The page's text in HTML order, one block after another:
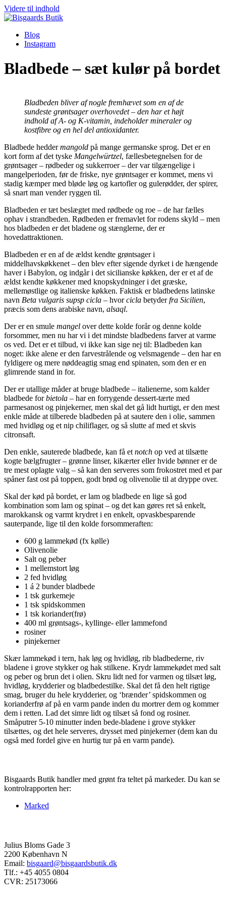
Videre til indhold
Blog
Instagram
Bladbede – sæt kulør på bordet
Bladbeden bliver af nogle fremhævet som en af de
sundeste grøntsager overhovedet – den har et højt
indhold af A- og K-vitamin, indeholder mineraler og
kostfibre og en hel del antioxidanter.
Bladbede heddermangold på mange germanske sprog. Det er en
kort form af det tyske Mangelwürtzel, fællesbetegnelsen for de
grøntsager – rødbeder og sukkerroer – der var tilgængelige i
mangelperioden, før de friske, nye grøntsager er kommet, mens vi
stadig kæmper med bløde løg og kartofler og gulerødder, der spirer,
så snart man vender ryggen til.
Bladbeden er tæt beslægtet med rødbede og roe – de har fælles
ophav i strandbeden. Rødbeden er fremavlet for rodens skyld – men
hos bladbeden er det bladene og stænglerne, der er
hovedattraktionen.
Bladbeden er en af de ældst kendte grøntsager i
middelhavskøkkenet – den blev efter sigende dyrket i de hængende
haver i Babylon, og indgår i det sicilianske køkken, der er et af de
ældst kendte køkkener med knopskydninger i det græske,
mellemøstlige og italienske køkken. Faktisk er bladbedens latinske
navn Beta vulgaris supsp cicla – hvorcicla betyderfra Sicilien,
præcis som dens arabiske navn, alsaql.
Der er en smule mangel over dette kolde forår og denne kolde
forsommer, men nu har vi i det mindste bladbedens farver at varme
os ved. Det er et tilbud, vi ikke kan sige nej til: Bladbeden kan
noget: ikke alene er den farvestrålende og velsmagende – den har en
fyldigere og mere nøddeagtig smag end spinaten, som den er en
glimrende stand in for.
Der er utallige måder at bruge bladbede – italienerne, som kalder
bladbede forbietola – har en forrygende dessert-tærte med
parmesanost og pinjekerner, men skal det gå lidt hurtigt, er den mest
enkle måde at tilberede bladbeden på at sautere den i olie, sammen
med hvidløg og et nip chiliflager, og så slutte af med et skvis
citronsaft.
Den enkle, sauterede bladbede, kan få et notch op ved at tilsætte
kogte bælgfrugter – grønne linser, kikærter eller hvide bønner er de
tre mest oplagte valg – så kan den serveres som frokostret med et par
spåner fast ost på toppen, godt brød og olivenolie til at dryppe over.
Skal der kød på bordet, er lam og bladbede en lige så god
kombination som lam og spinat – og det kan gøres ret så enkelt,
marokkansk og varmt krydret i en enkelt, opvaskbesparende
sauterpande, lige til den kolde forsommeraften:
600 g lammekød (fx kølle)
Olivenolie
Salt og peber
1 mellemstort løg
2 fed hvidløg
1 á 2 bunder bladbede
1 tsk gurkemeje
1 tsk spidskommen
1 tsk koriander(frø)
400 ml grøntsags-, kyllinge- eller lammefond
rosiner
pinjekerner
Skær lammekød i tern, hak løg og hvidløg, rib bladbederne, riv
bladene i grove stykker og hak stilkene. Krydr lammekødet med salt
og peber og brun det i olien. Skru lidt ned for varmen og tilsæt løg,
hvidløg, krydderier og bladbedestilke. Skal det få den helt rigtige
smag, bruger du hele krydderier, og ‘brænder’ spidskommen og
korianderfrø af på en varm pande inden du mortrer dem og kommer
dem i retten. Lad det simre lidt og tilsæt så fond og rosiner.
Småputrer 5-10 minutter inden bede-bladene i grove stykker
tilsættes, og det hele serveres, drysset med pinjekerner (dem kan du
også med fordel give en hurtig tur på en varm pande).
Bisgaards Butik handler med grønt fra teltet på markeder. Du kan se
kontrolrapporten her:
Marked
Julius Bloms Gade 3
2200 København N
Email: bisgaard@bisgaardsbutik.dk
Tlf.: +45 4055 0804
CVR: 25173066